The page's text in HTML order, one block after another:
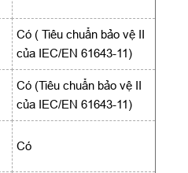
Có ( Tiêu chuẩn bảo vệ II
của IEC/EN 61643-11)
Có (Tiêu chuẩn bảo vệ II
của IEC/EN 61643-11)
Có